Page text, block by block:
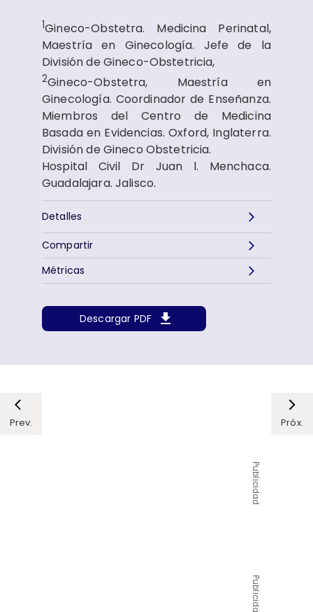
1​G​ineco-Obstetra. Medicina Perinatal,
Maestría en Ginecología. Jefe de la
División de Gineco-Obstetricia,
2​Gineco-Obstetra, Maestría en
Ginecología​. Coordinador de Enseñanza.
Miembros del Centro de Medicina
Basada en Evidencias. Oxford, Inglaterra.
División de Gineco Obstetr​icia.
Hospital Civil Dr Juan l. Menchaca.
Guadalajara. Jalisco.
Detalles
Descargar PDF
Métricas
Compartir
Prev. Próx.
Publicidad
Publicidad